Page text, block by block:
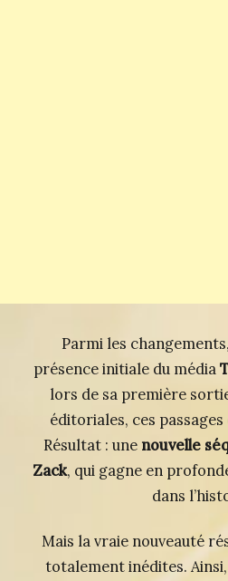
Parmi les
présence initiale du média
lors de sa première
éditoriales, ces
Résultat : une nouvelle
Zack, qui gagne en
dans
Mais la vraie nouveauté
totalement inédites. Ainsi,